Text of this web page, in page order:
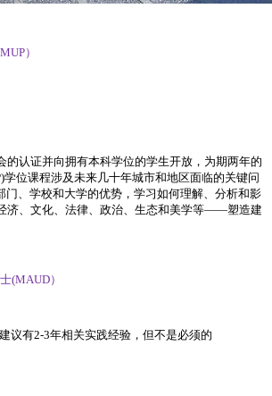
）
认证并向拥有本科学位的学生开放，为期两年的
学位课程涉及未来几十年城市和地区面临的关键问
门、学校和大学的优势，学习如何理解、分析和影
、文化、法律、政治、生态和美学等——塑造建
(MAUD）
有2-3年相关实践经验，但不是必须的